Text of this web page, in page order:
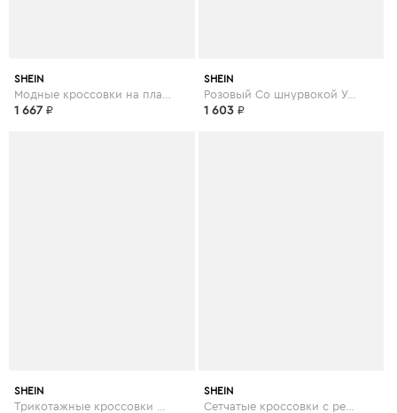
SHEIN
1 667 ₽
SHEIN
Розовый Со шнурвокой Удобный Кеды
1 603 ₽
SHEIN SHEIN
Сетчатые кроссовки с ремешком на липучке